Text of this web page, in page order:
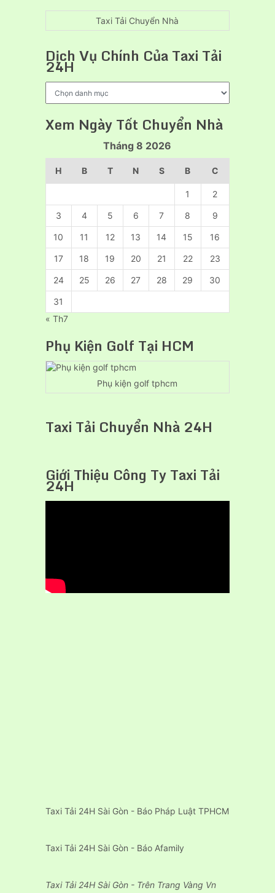
xe
cẩu
chuyên
Taxi Tải Chuyển Nhà
Dịch Vụ Chính Của Taxi Tải
24H
Của
24H
Xem Ngày Tốt Chuyển Nhà
Tháng 8 2026
H B T N S B C
1 2
3 4 5 6 7 8 9
10 11 12 13 14 15 16
17 18 19 20 21 22 23
24 25 26 27 28 29 30
31
« Th7
Phụ Kiện Golf Tại HCM
Phụ kiện golf tphcm
Taxi Tải Chuyển Nhà 24H
Giới Thiệu Công Ty Taxi Tải
24H
Taxi Tải 24H Sài Gòn - Báo Pháp Luật TPHCM
Taxi Tải 24H Sài Gòn - Báo Afamily
Taxi Tải 24H Sài Gòn - Trên Trang Vàng Vn